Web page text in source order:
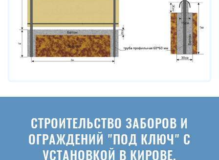
СТРОИТЕЛЬСТВО ЗАБОРОВ И
ОГРАЖДЕНИЙ "ПОД КЛЮЧ" С
УСТАНОВКОЙ В КИРОВЕ.